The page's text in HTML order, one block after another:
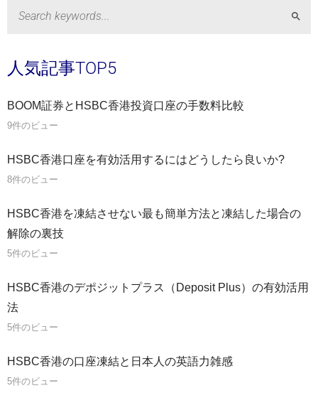
人気記事TOP5
BOOM証券とHSBC香港投資口座の手数料比較
9件のビュー
HSBC香港口座を有効活用するにはどうしたら良いか?
8件のビュー
HSBC香港を凍結させない最も簡単方法と凍結した場合の
解除の裏技
5件のビュー
HSBC香港のデポジットプラス（Deposit Plus）の有効活用
法
5件のビュー
HSBC香港の口座凍結と日本人の英語力雑感
5件のビュー